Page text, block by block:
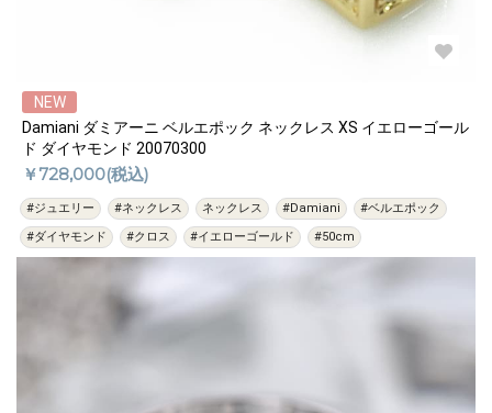
NEW
Damiani ダミアーニ ベルエポック ネックレス XS イエローゴール
ド ダイヤモンド 20070300
￥728,000(税込)
#ジュエリー #ネックレス ネックレス #Damiani
#ベルエポック
#ダイヤモンド
#クロス #イエローゴールド #50cm